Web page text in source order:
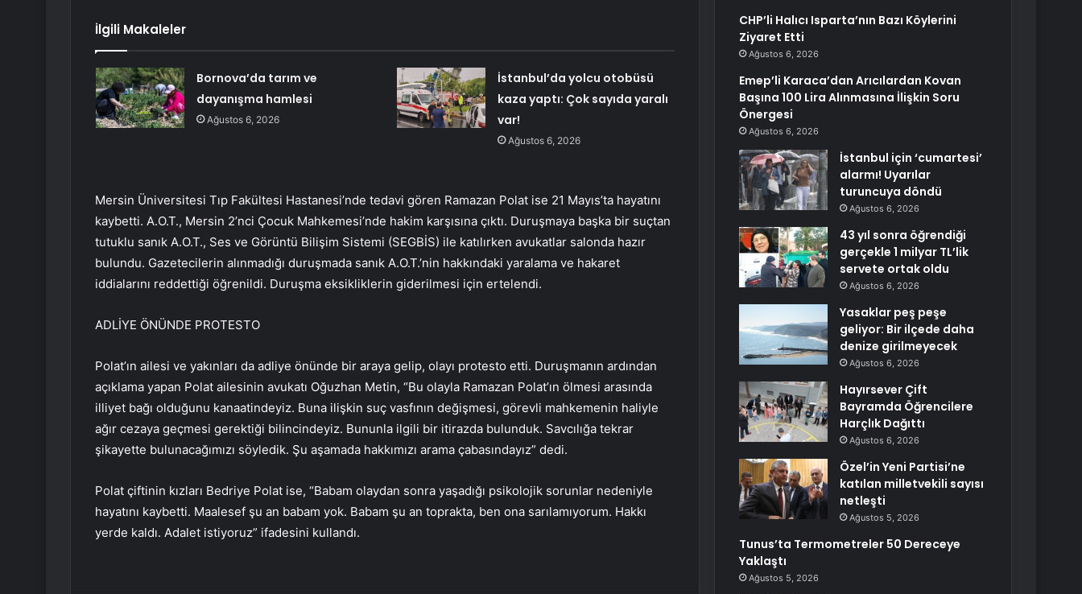
İlgili Makaleler
Bornova’da tarım ve
dayanışma hamlesi
Ağustos 6, 2026
İstanbul’da yolcu otobüsü
kaza yaptı: Çok sayıda yaralı
var!
Ağustos 6, 2026
Mersin Üniversitesi Tıp Fakültesi Hastanesi’nde tedavi gören Ramazan Polat ise 21 Mayıs’ta hayatını
kaybetti. A.O.T., Mersin 2’nci Çocuk Mahkemesi’nde hakim karşısına çıktı. Duruşmaya başka bir suçtan
tutuklu sanık A.O.T., Ses ve Görüntü Bilişim Sistemi (SEGBİS) ile katılırken avukatlar salonda hazır
bulundu. Gazetecilerin alınmadığı duruşmada sanık A.O.T.’nin hakkındaki yaralama ve hakaret
iddialarını reddettiği öğrenildi. Duruşma eksikliklerin giderilmesi için ertelendi.
ADLİYE ÖNÜNDE PROTESTO
Polat’ın ailesi ve yakınları da adliye önünde bir araya gelip, olayı protesto etti. Duruşmanın ardından
açıklama yapan Polat ailesinin avukatı Oğuzhan Metin, “Bu olayla Ramazan Polat’ın ölmesi arasında
illiyet bağı olduğunu kanaatindeyiz. Buna ilişkin suç vasfının değişmesi, görevli mahkemenin haliyle
ağır cezaya geçmesi gerektiği bilincindeyiz. Bununla ilgili bir itirazda bulunduk. Savcılığa tekrar
şikayette bulunacağımızı söyledik. Şu aşamada hakkımızı arama çabasındayız” dedi.
Polat çiftinin kızları Bedriye Polat ise, “Babam olaydan sonra yaşadığı psikolojik sorunlar nedeniyle
hayatını kaybetti. Maalesef şu an babam yok. Babam şu an toprakta, ben ona sarılamıyorum. Hakkı
yerde kaldı. Adalet istiyoruz” ifadesini kullandı.
CHP’li Halıcı Isparta’nın Bazı Köylerini
Ziyaret Etti
Ağustos 6, 2026
Emep’li Karaca’dan Arıcılardan Kovan
Başına 100 Lira Alınmasına İlişkin Soru
Önergesi
Ağustos 6, 2026
İstanbul için ‘cumartesi’
alarmı! Uyarılar
turuncuya döndü
Ağustos 6, 2026
43 yıl sonra öğrendiği
gerçekle 1 milyar TL’lik
servete ortak oldu
Ağustos 6, 2026
Yasaklar peş peşe
geliyor: Bir ilçede daha
denize girilmeyecek
Ağustos 6, 2026
Hayırsever Çift
Bayramda Öğrencilere
Harçlık Dağıttı
Ağustos 6, 2026
Özel’in Yeni Partisi’ne
katılan milletvekili sayısı
netleşti
Ağustos 5, 2026
Tunus’ta Termometreler 50 Dereceye
Yaklaştı
Ağustos 5, 2026